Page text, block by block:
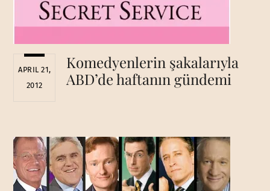
APRIL 21,
2012
Komedyenlerin şakalarıyla
ABD’de haftanın gündemi